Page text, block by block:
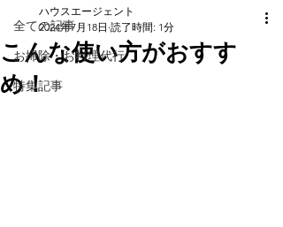
全ての記事
お掃除・お料理代行
特集記事
こんな使い方がおすす
め！
ハウスエージェント
2024年7月18日 読了時間: 1分